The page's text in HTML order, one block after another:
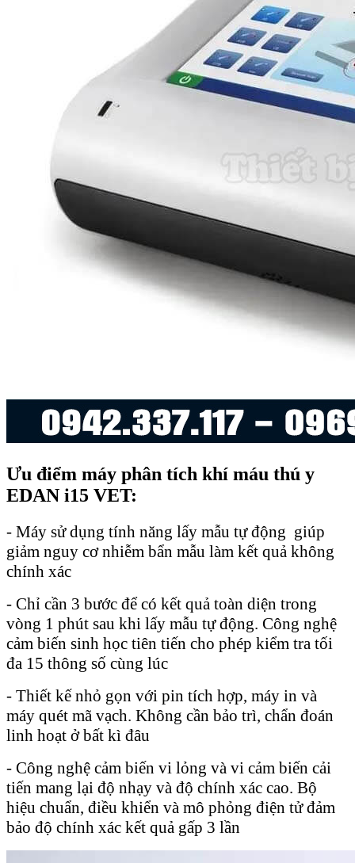
Ưu điểm máy phân tích khí máu thú y
EDAN i15 VET:
- Máy sử dụng tính năng lấy mẫu tự động giúp
giảm nguy cơ nhiễm bẩn mẫu làm kết quả không
chính xác
- Chỉ cần 3 bước để có kết quả toàn diện trong
vòng 1 phút sau khi lấy mẫu tự động. Công nghệ
cảm biến sinh học tiên tiến cho phép kiểm tra tối
đa 15 thông số cùng lúc
- Thiết kế nhỏ gọn với pin tích hợp, máy in và
máy quét mã vạch. Không cần bảo trì, chẩn đoán
linh hoạt ở bất kì đâu
- Công nghệ cảm biến vi lỏng và vi cảm biến cải
tiến mang lại độ nhạy và độ chính xác cao. Bộ
hiệu chuẩn, điều khiển và mô phỏng điện tử đảm
bảo độ chính xác kết quả gấp 3 lần